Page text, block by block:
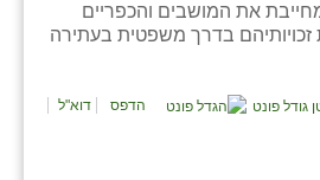
27 שנים מחייבת את המושבים והכפריים
זכויותיהם בדרך משפטית בעתירה
הדפס דוא"ל